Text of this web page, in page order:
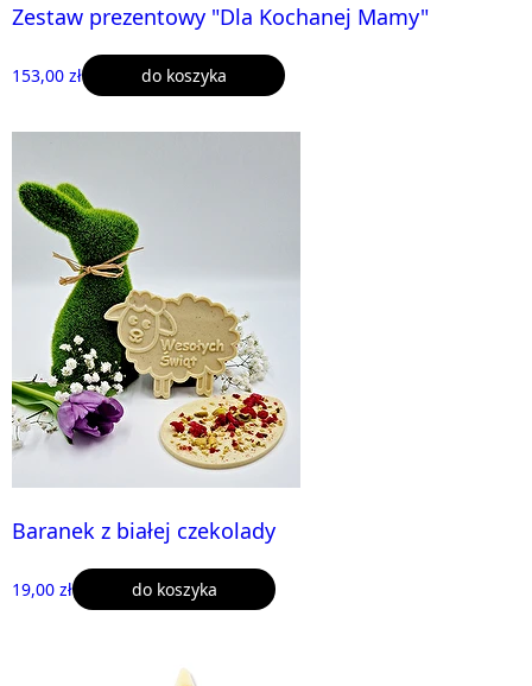
Zestaw prezentowy "Dla Kochanej Mamy"
153,00 zł do koszyka
Baranek z białej czekolady
19,00 zł do koszyka